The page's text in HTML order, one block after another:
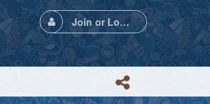
Join or Login